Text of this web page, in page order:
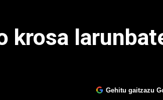
krosa
Gehitu gaitzazu